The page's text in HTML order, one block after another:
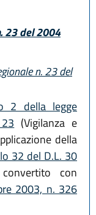
23 del 2004
n. 23 del
2 della legge
(Vigilanza e
della
32 del D.L. 30
con
2003, n. 326